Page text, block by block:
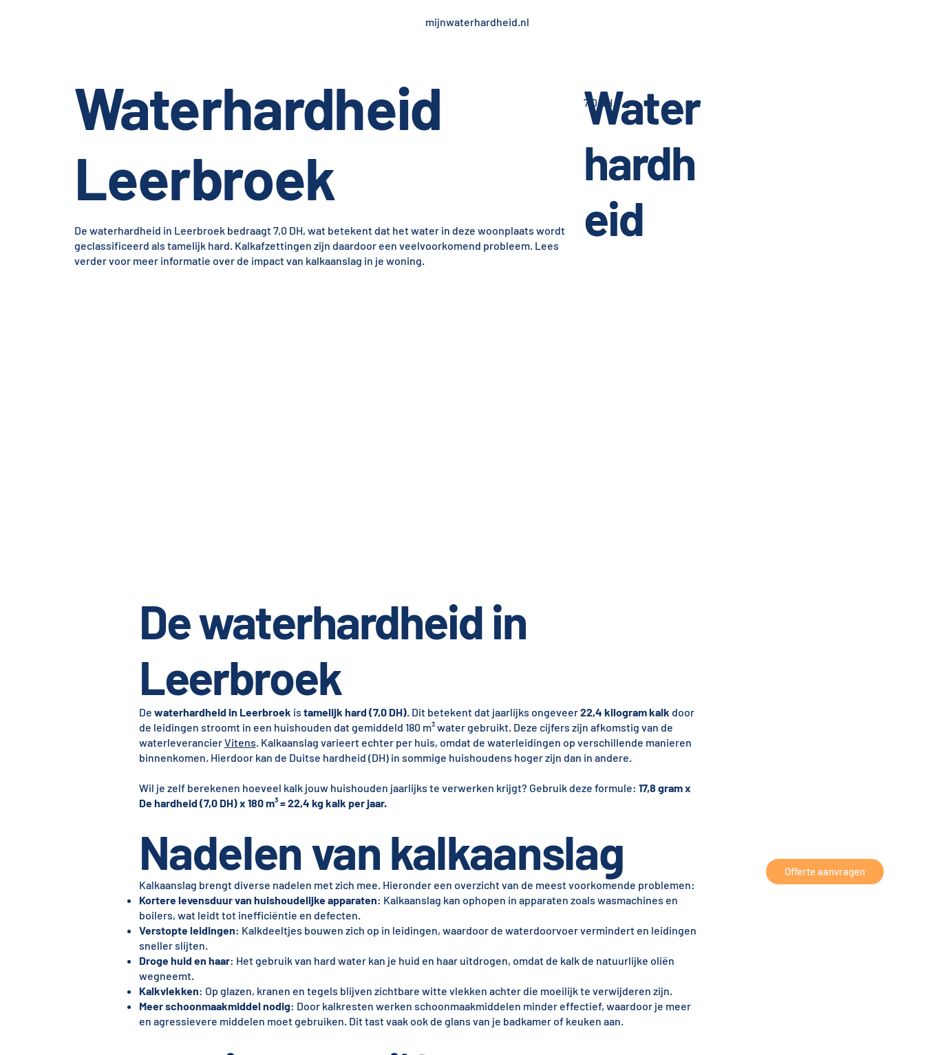
mijnwaterhardheid.nl
Waterhardheid
Leerbroek
De waterhardheid in Leerbroek bedraagt 7,0 DH, wat betekent dat het water in deze woonplaats wordt
geclassificeerd als tamelijk hard. Kalkafzettingen zijn daardoor een veelvoorkomend probleem. Lees
verder voor meer informatie over de impact van kalkaanslag in je woning.
Water
hardh
eid
7,0 dH
De waterhardheid in
Leerbroek
De waterhardheid in Leerbroek is tamelijk hard (7,0 DH). Dit betekent dat jaarlijks ongeveer22,4 kilogram kalk door
de leidingen stroomt in een huishouden dat gemiddeld 180 m³ water gebruikt. Deze cijfers zijn afkomstig van de
waterleverancierVitens. Kalkaanslag varieert echter per huis, omdat de waterleidingen op verschillende manieren
binnenkomen. Hierdoor kan de Duitse hardheid (DH) in sommige huishoudens hoger zijn dan in andere.
Wil je zelf berekenen hoeveel kalk jouw huishouden jaarlijks te verwerken krijgt? Gebruik deze formule: 17,8 gram x
De hardheid (7,0 DH) x 180 m³ = 22,4 kg kalk per jaar.
Nadelen van kalkaanslag
Kalkaanslag brengt diverse nadelen met zich mee. Hieronder een overzicht van de meest voorkomende problemen:
Kortere levensduur van huishoudelijke apparaten: Kalkaanslag kan ophopen in apparaten zoals wasmachines en
boilers, wat leidt tot inefficiëntie en defecten.
Verstopte leidingen: Kalkdeeltjes bouwen zich op in leidingen, waardoor de waterdoorvoer vermindert en leidingen
sneller slijten.
Droge huid en haar: Het gebruik van hard water kan je huid en haar uitdrogen, omdat de kalk de natuurlijke oliën
wegneemt.
Kalkvlekken: Op glazen, kranen en tegels blijven zichtbare witte vlekken achter die moeilijk te verwijderen zijn.
Meer schoonmaakmiddel nodig: Door kalkresten werken schoonmaakmiddelen minder effectief, waardoor je meer
en agressievere middelen moet gebruiken. Dit tast vaak ook de glans van je badkamer of keuken aan.
Offerte aanvragen